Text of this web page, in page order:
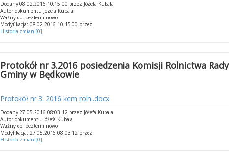
Dodany 08.02.2016 10:15:00 przez Józefa Kubala
Autor dokumentu Józefa Kubala
Ważny do: bezterminowo
Modyfikacja: 08.02.2016 10:15:00 przez
Historia zmian [0]
Protokół nr 3.2016 posiedzenia Komisji Rolnictwa Rady
Gminy w Będkowie
Protokół nr 3. 2016 kom roln..docx
Dodany 27.05.2016 08:03:12 przez Jóżefa Kubala
Autor dokumentu Jóżefa Kubala
Ważny do: bezterminowo
Modyfikacja: 27.05.2016 08:03:12 przez
Historia zmian [0]